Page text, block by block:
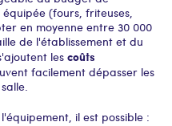
(fours, friteuses,
en moyenne entre 30 000
de l'établissement et du
les coûts
facilement dépasser les
il est possible :